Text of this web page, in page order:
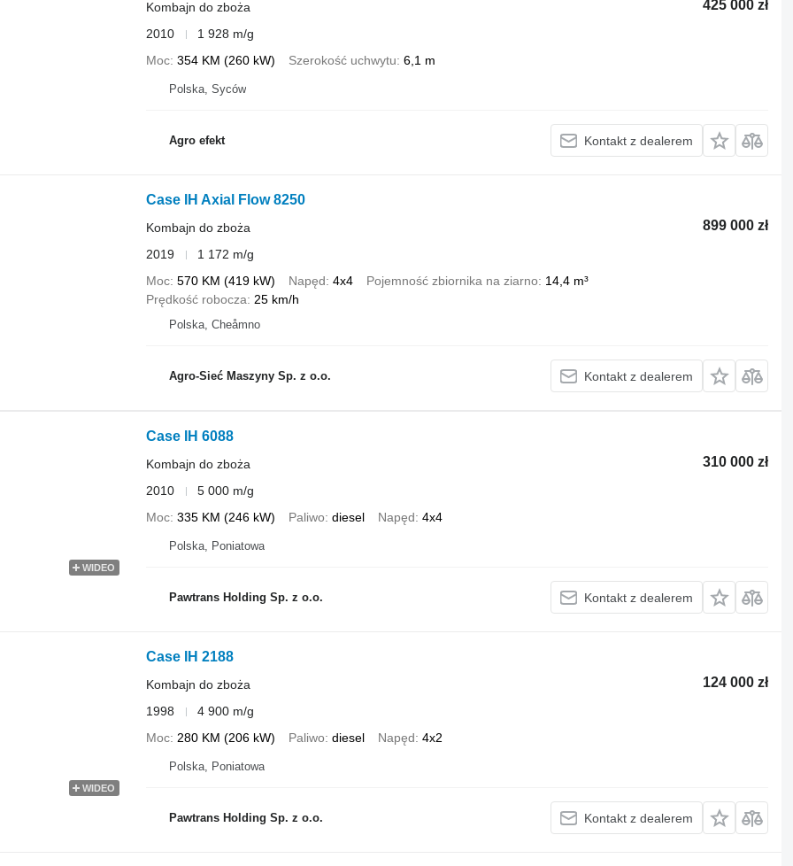
425 000 zł
Kombajn do zboża
2010
1 928 m/g
Moc 354 KM (260 kW) Szerokość uchwytu 6,1 m
Polska, Syców
Agro efekt Kontakt z dealerem
Case IH Axial Flow 8250
899 000 zł
Kombajn do zboża
2019
1 172 m/g
Moc 570 KM (419 kW) Napęd 4x4 Pojemność zbiornika na ziarno
14,4 m³
Prędkość robocza
25 km/h
Polska, Cheåmno
Agro-Sieć Maszyny Sp. z o.o. Kontakt z dealerem
WIDEO
Case IH 6088
310 000 zł
Kombajn do zboża
2010
5 000 m/g
Moc 335 KM (246 kW) Paliwo diesel Napęd 4x4
Polska, Poniatowa
Pawtrans Holding Sp. z o.o. Kontakt z dealerem
WIDEO
Case IH 2188
124 000 zł
Kombajn do zboża
1998
4 900 m/g
Moc 280 KM (206 kW) Paliwo diesel Napęd 4x2
Polska, Poniatowa
Pawtrans Holding Sp. z o.o. Kontakt z dealerem